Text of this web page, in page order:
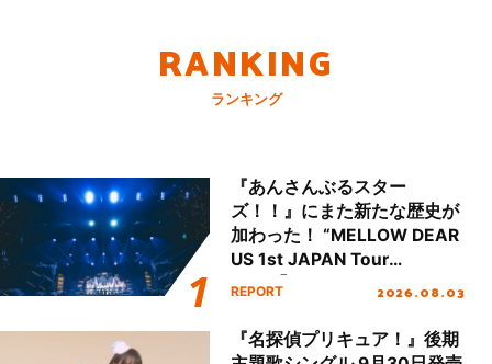
RANKING
ランキング
『あんさんぶるスター
ズ！！』にまた新たな歴史が
加わった！ “MELLOW DEAR
US 1st JAPAN Tour
Final「NICE to meet YOU
ート!!
REPORT 2026.08.03
『名探偵プリキュア！』後期